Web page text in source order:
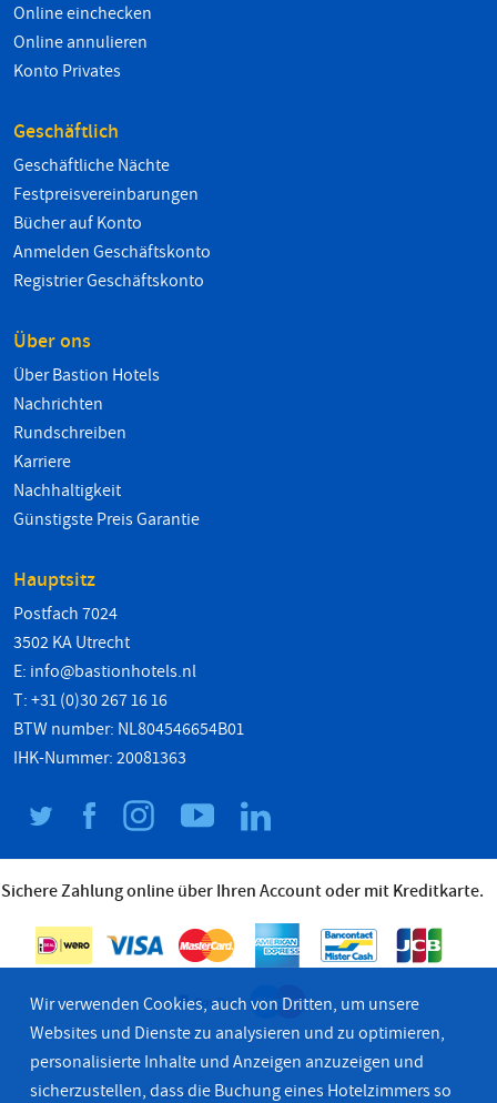
Online einchecken
Online annulieren
Konto Privates
Geschäftlich
Geschäftliche Nächte
Festpreisvereinbarungen
Bücher auf Konto
Anmelden Geschäftskonto
Registrier Geschäftskonto
Über ons
Über Bastion Hotels
Nachrichten
Rundschreiben
Karriere
Nachhaltigkeit
Günstigste Preis Garantie
Hauptsitz
Postfach 7024
3502 KA Utrecht
E: info@bastionhotels.nl
T: +31 (0)30 267 16 16
BTW number: NL804546654B01
IHK-Nummer: 20081363
Sichere Zahlung online über Ihren Account oder mit Kreditkarte.
© 2026 Bastion Hotel Groep
Wir verwenden Cookies, auch von Dritten, um unsere
Websites und Dienste zu analysieren und zu optimieren,
personalisierte Inhalte und Anzeigen anzuzeigen und
sicherzustellen, dass die Buchung eines Hotelzimmers so